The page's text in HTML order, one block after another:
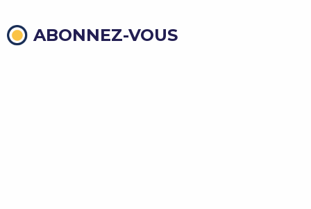
ABONNEZ-VOUS